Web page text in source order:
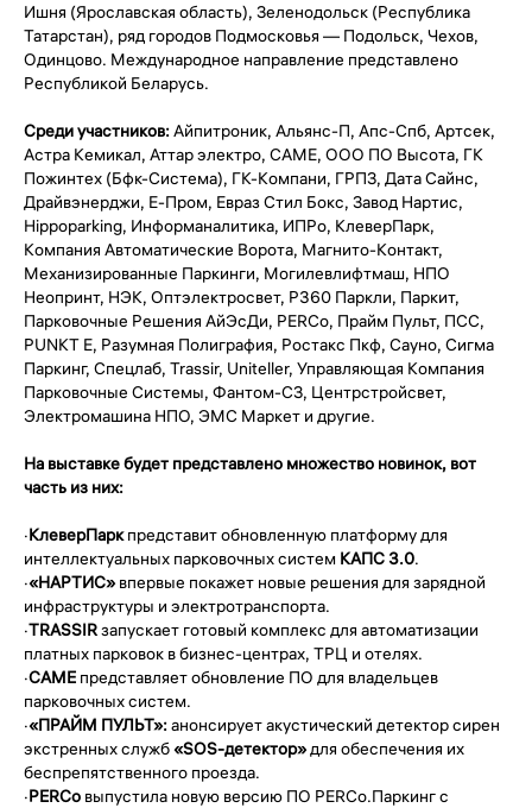
Ишня (Ярославская область), Зеленодольск (Республика
Татарстан), ряд городов Подмосковья — Подольск, Чехов,
Одинцово. Международное направление представлено
Республикой Беларусь.
Среди участников:Айпитроник, Альянс-П, Апс-Спб, Артсек,
Астра Кемикал, Аттар электро, CAME, ООО ПО Высота, ГК
Пожинтех (Бфк-Система), ГК-Компани, ГРПЗ, Дата Сайнс,
Драйвэнерджи, Е-Пром, Евраз Стил Бокс, Завод Нартис,
Hippoparking, Информаналитика, ИПРо, КлеверПарк,
Компания Автоматические Ворота, Магнито-Контакт,
Механизированные Паркинги, Могилевлифтмаш, НПО
Неопринт, НЭК, Оптэлектросвет, P360 Паркли, Паркит,
Парковочные Решения АйЭсДи, PERCо, Прайм Пульт, ПСС,
PUNKT Е, Разумная Полиграфия, Ростакс Пкф, Сауно, Сигма
Паркинг, Спецлаб, Trassir, Uniteller, Управляющая Компания
Парковочные Системы, Фантом-СЗ, Центрстройсвет,
Электромашина НПО, ЭМС Маркет и другие.
На выставке будет представлено множество новинок, вот
часть из них:
·КлеверПаркпредставит обновленную платформу для
интеллектуальных парковочных систем КАПС 3.0.
·«НАРТИС»впервые покажет новые решения для зарядной
инфраструктуры и электротранспорта.
·TRASSIRзапускает готовый комплекс для автоматизации
платных парковок в бизнес-центрах, ТРЦ и отелях.
·CAME представляет обновление ПО для владельцев
парковочных систем.
·«ПРАЙМ ПУЛЬТ»:анонсирует акустический детектор сирен
экстренных служб«SOS-детектор»для обеспечения их
беспрепятственного проезда.
·PERCo выпустила новую версию ПО PERCo.Паркинг с